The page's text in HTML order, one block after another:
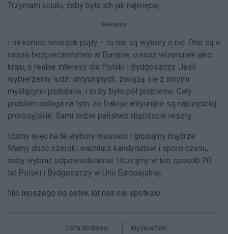
Trzymam kciuki, żeby było ich jak najwięcej.
Reklama
I na koniec wniosek piąty – to nie są wybory o nic. One są o
nasze bezpieczeństwo w Europie, o nasz wizerunek jako
kraju, o realne interesy dla Polski i Bydgoszczy. Jeśli
wybierzemy ludzi antyunijnych, zwiążą się z innymi
myślącymi podobnie, i to by było pół problemu. Cały
problem polega na tym, że frakcje antyunijne są najczęściej
prorosyjskie. Sami sobie państwo dopiszcie resztę.
Idźmy więc na te wybory masowo i głosujmy mądrze.
Mamy dość szeroki wachlarz kandydatów i sporo czasu,
żeby wybrać odpowiedzialnie. Uczcijmy w ten sposób 20
lat Polski i Bydgoszczy w Unii Europejskiej.
Nic lepszego od setek lat nas nie spotkało.
Data dodania: Wyświetleń: